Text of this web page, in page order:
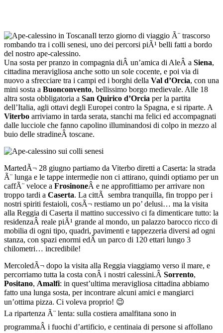
Il terzo giorno di viaggio Ã¨ trascorso
rombando tra i colli senesi, uno dei percorsi piÃ¹ belli fatti a bordo
del nostro ape-calessino.
Una sosta per pranzo in compagnia diÂ un’amica di AleÂ a Siena,
cittadina meravigliosa anche sotto un sole cocente, e poi via di
nuovo a sfrecciare tra i campi ed i borghi della Val d’Orcia, con una
mini sosta a Buonconvento, bellissimo borgo medievale. Alle 18
altra sosta obbligatoria a San Quirico d’Orcia per la partita
dell’Italia, agli ottavi degli Europei contro la Spagna, e si riparte. A
Viterbo arriviamo in tarda serata, stanchi ma felici ed accompagnati
dalle lucciole che fanno capolino illuminandosi di colpo in mezzo al
buio delle stradineÂ toscane.
MartedÃ¬ 28 giugno partiamo da Viterbo diretti a Caserta: la strada
Ã¨ lunga e le tappe intermedie non ci attirano, quindi optiamo per un
caffÃ¨ veloce a FrosinoneÂ e ne approfittiamo per arrivare non
troppo tardi a Caserta. La cittÃ sembra tranquilla, fin troppo per i
nostri spiriti festaioli, cosÃ¬ restiamo un po’ delusi… ma la visita
alla Reggia di Caserta il mattino successivo ci fa dimenticare tutto: la
residenzaÂ reale piÃ¹ grande al mondo, un palazzo barocco ricco di
mobilia di ogni tipo, quadri, pavimenti e tappezzeria diversi ad ogni
stanza, con spazi enormi edÂ un parco di 120 ettari lungo 3
chilometri… incredibile!
MercoledÃ¬ dopo la visita alla Reggia viaggiamo verso il mare, e
percorriamo tutta la costa conÂ i nostri calessini.Â Sorrento,
Positano, Amalfi: in quest’ultima meravigliosa cittadina abbiamo
fatto una lunga sosta, per incontrare alcuni amici e mangiarci
un’ottima pizza. Ci voleva proprio! 😉
La ripartenza Ã¨ lenta: sulla costiera amalfitana sono in
programmaÂ i fuochi d’artificio, e centinaia di persone si affollano